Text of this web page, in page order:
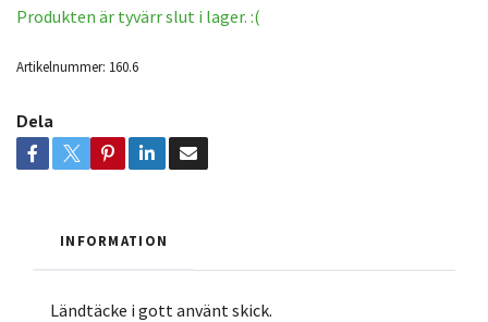
Produkten är tyvärr slut i lager. :(
Artikelnummer: 160.6
Dela
INFORMATION
Ländtäcke i gott använt skick.